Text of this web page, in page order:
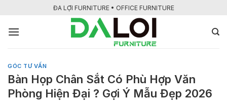
nội
ĐA LỢI FURNITURE • OFFICE FURNITURE
GÓC TƯ VẤN
Bàn Họp Chân Sắt Có Phù Hợp Văn
Phòng Hiện Đại ? Gợi Ý Mẫu Đẹp 2026